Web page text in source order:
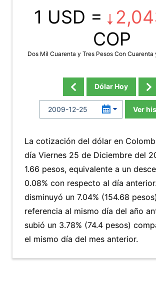
1 USD =
COP
Dos Mil Cuarenta y Tres Pesos Con
Dólar Hoy
Ver
La cotización del dólar en
día Viernes 25 de Diciembre del
1.66 pesos, equivalente a un
0.08% con respecto al día
disminuyó un 7.04% (154.68
referencia al mismo día del año
subió un 3.78% (74.4 pesos)
el mismo día del mes anterior.